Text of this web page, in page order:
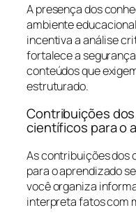
A presença dos
ambiente
incentiva a análise
fortalece a
conteúdos que
estruturado.
Contribuições
científicos para o
As contribuições
para o aprendizado
você organiza
interpreta fatos com